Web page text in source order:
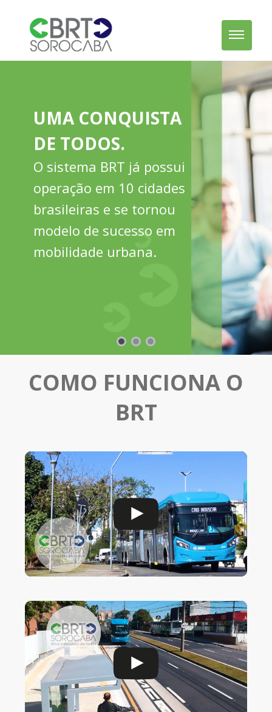
UMA CONQUISTA
DE TODOS.
O sistema BRT já possui
operação em 10 cidades
brasileiras e se tornou
modelo de sucesso em
mobilidade urbana.
COMO FUNCIONA O
BRT